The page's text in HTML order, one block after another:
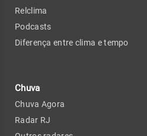
Relclima
Podcasts
Diferença entre clima e tempo
Chuva
Chuva Agora
Radar RJ